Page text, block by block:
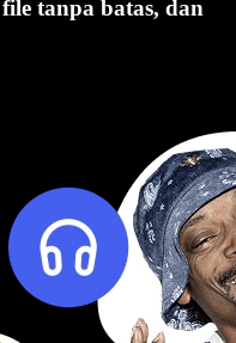
tanpa batas, dan